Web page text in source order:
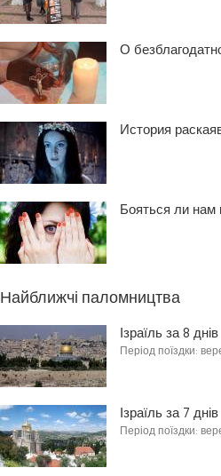
О
История
Бояться ли нам
Найближчі паломництва
Ізраїль за 8 днів
Період поїздки:
Ізраїль за 7 днів
Період поїздки: